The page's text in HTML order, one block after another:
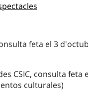
feta el 3
CSIC, consulta feta
culturales)